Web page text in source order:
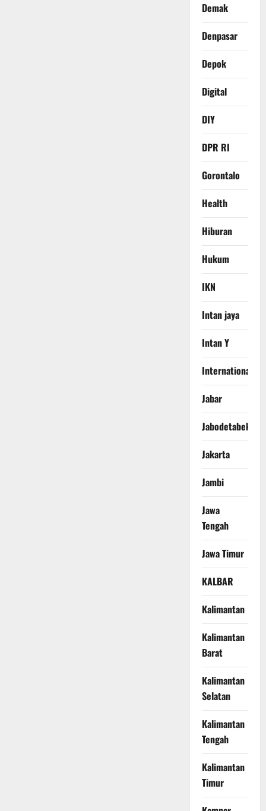
Demak
Denpasar
Depok
Digital
DIY
DPR RI
Gorontalo
Health
Hiburan
Hukum
IKN
Intan jaya
Intan Y
International
Jabar
Jabodetabek
Jakarta
Jambi
Jawa
Tengah
Jawa Timur
KALBAR
Kalimantan
Kalimantan
Barat
Kalimantan
Selatan
Kalimantan
Tengah
Kalimantan
Timur